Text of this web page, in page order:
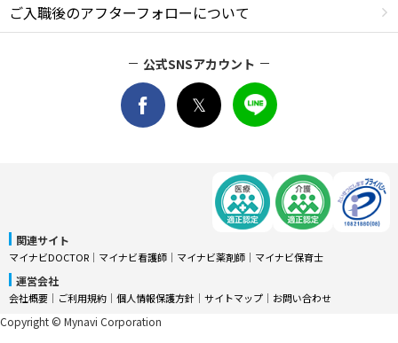
ご入職後のアフターフォローについて
公式SNSアカウント
関連サイト
マイナビDOCTOR │ マイナビ看護師 │ マイナビ薬剤師 │ マイナビ保育士
運営会社
会社概要 │ ご利用規約 │ 個人情報保護方針 │ サイトマップ │ お問い合わせ
Copyright © Mynavi Corporation